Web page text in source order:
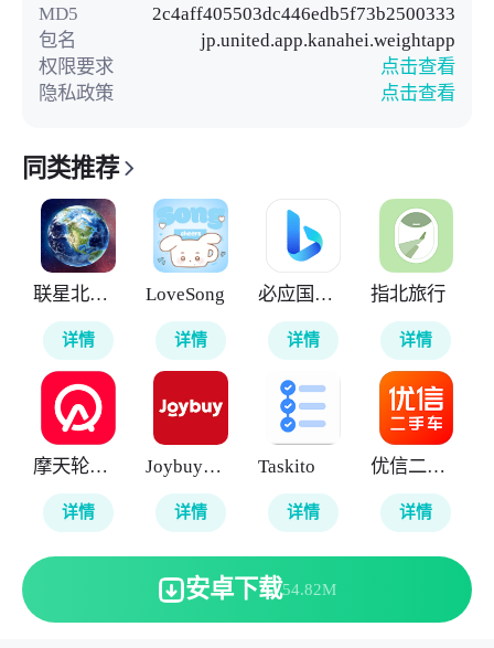
MD5
2c4aff405503dc446edb5f73b2500333
包名
jp.united.app.kanahei.weightapp
权限要求
点击查看
隐私政策
点击查看
同类推荐
联星北斗街景地图
详情
LoveSong
详情
必应国际版
详情
指北旅行
详情
摩天轮票务
详情
Joybuy京东国际版
详情
Taskito
详情
优信二手车
详情
安卓下载54.82M